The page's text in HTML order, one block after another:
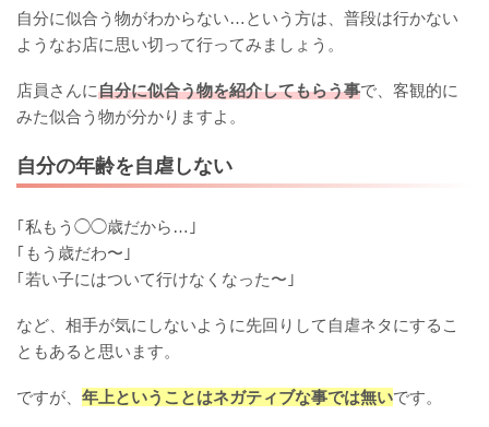
自分に似合う物がわからない…という方は、普段は行かない
ようなお店に思い切って行ってみましょう。
店員さんに自分に似合う物を紹介してもらう事で、客観的に
みた似合う物が分かりますよ。
自分の年齢を自虐しない
｢私もう◯◯歳だから…｣
｢もう歳だわ〜｣
｢若い子にはついて行けなくなった〜｣
など、相手が気にしないように先回りして自虐ネタにするこ
ともあると思います。
ですが、 年上ということはネガティブな事では無いです。